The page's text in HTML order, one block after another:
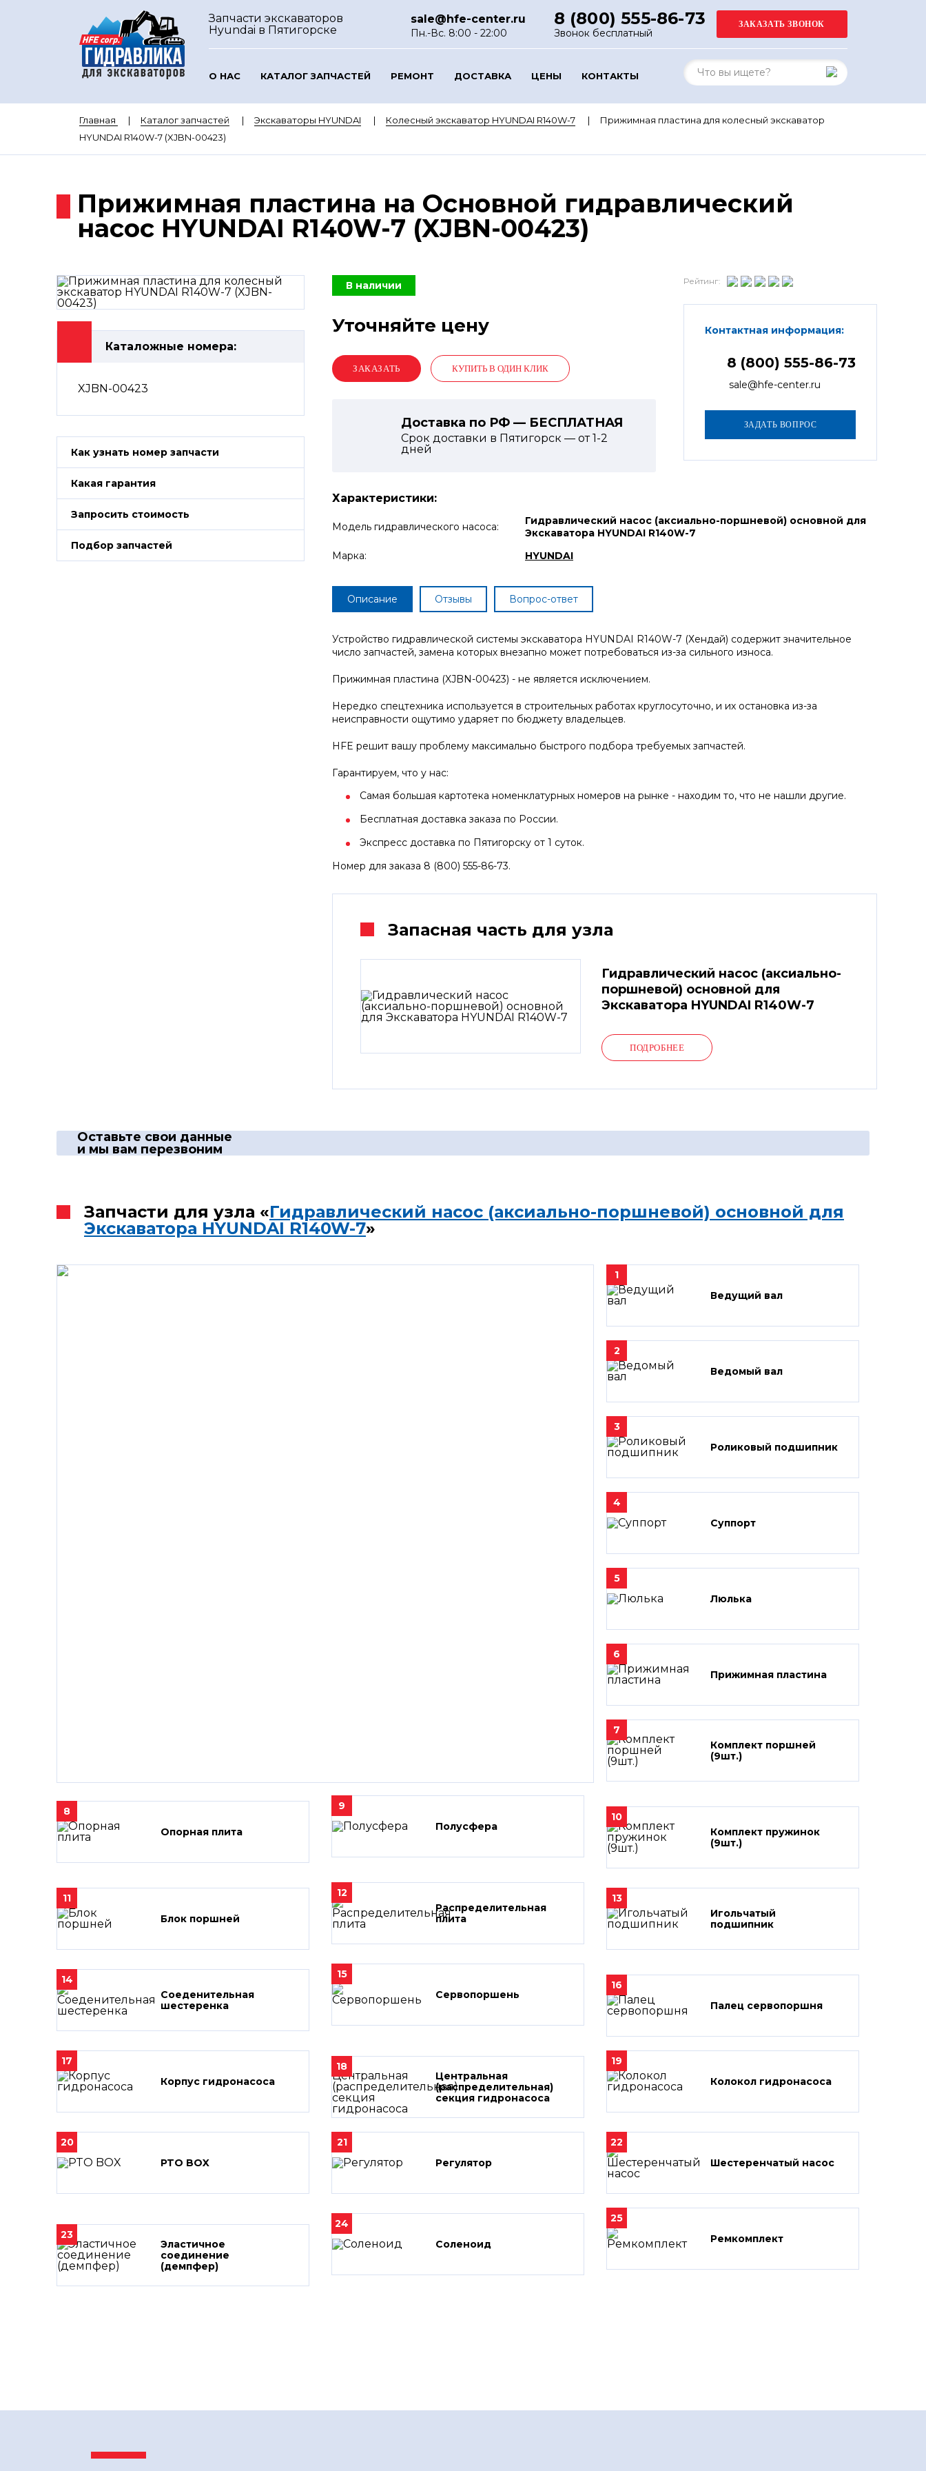
Запчасти экскаваторов
Hyundai в Пятигорске
sale@hfe-center.ru
Пн.-Вс. 8:00 - 22:00
8 (800) 555-86-73
Звонок бесплатный
О НАС КАТАЛОГ ЗАПЧАСТЕЙ РЕМОНТ ДОСТАВКА ЦЕНЫ КОНТАКТЫ
Главная Каталог запчастей Экскаваторы HYUNDAI Колесный экскаватор HYUNDAI R140W-7
Прижимная пластина для колесный экскаватор
HYUNDAI R140W-7 (XJBN-00423)
Прижимная пластина на Основной гидравлический
насос HYUNDAI R140W-7 (XJBN-00423)
Каталожные номера:
XJBN-00423
Как узнать номер запчасти
Какая гарантия
Запросить стоимость
Подбор запчастей
В наличии
Уточняйте цену
КУПИТЬ В ОДИН КЛИК
Доставка по РФ — БЕСПЛАТНАЯ
Срок доставки в Пятигорск — от1-2
дней
Рейтинг:
Контактная информация:
8 (800) 555-86-73
sale@hfe-center.ru
Характеристики:
Модель гидравлического насоса:
Гидравлический насос (аксиально-поршневой) основной для
Экскаватора HYUNDAI R140W-7
Марка:
HYUNDAI
Описание Отзывы Вопрос-ответ
Устройство гидравлической системы экскаватора HYUNDAI R140W-7 (Хендай) содержит значительное
число запчастей, замена которых внезапно может потребоваться из-за сильного износа.
Прижимная пластина (XJBN-00423) - не является исключением.
Нередко спецтехника используется в строительных работах круглосуточно, и их остановка из-за
неисправности ощутимо ударяет по бюджету владельцев.
HFE решит вашу проблему максимально быстрого подбора требуемых запчастей.
Гарантируем, что у нас:
Самая большая картотека номенклатурных номеров на рынке - находим то, что не нашли другие.
Бесплатная доставка заказа по России.
Экспресс доставка по Пятигорску от 1 суток.
Номер для заказа 8 (800) 555-86-73.
Запасная часть для узла
Гидравлический насос (аксиально-
поршневой) основной для
Экскаватора HYUNDAI R140W-7
ПОДРОБНЕЕ
Оставьте свои данные
и мы вам перезвоним
Запчасти для узла «Гидравлический насос (аксиально-поршневой) основной для
Экскаватора HYUNDAI R140W-7»
1
Ведущий вал
2
Ведомый вал
3
Роликовый подшипник
4
Суппорт
5
Люлька
6
Прижимная пластина
7
Комплект поршней
(9шт.)
8
Опорная плита
9
Полусфера
10
Комплект пружинок
(9шт.)
11
Блок поршней
12
Распределительная
плита
13
Игольчатый
подшипник
14
Соеденительная
шестеренка
15
Сервопоршень
16
Палец сервопоршня
17
Корпус гидронасоса
18
Центральная
(распределительная)
секция гидронасоса
19
Колокол гидронасоса
20
PTO BOX
21
Регулятор
22
Шестеренчатый насос
23
Эластичное
соединение
(демпфер)
24
Соленоид
25
Ремкомплект